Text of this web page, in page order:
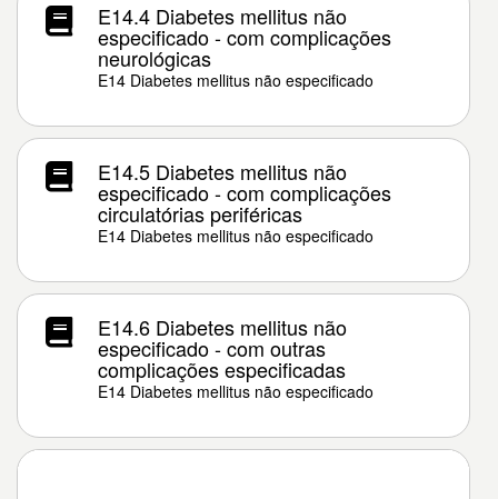
E14.4 Diabetes mellitus não
especificado - com complicações
neurológicas
E14 Diabetes mellitus não especificado
E14.5 Diabetes mellitus não
especificado - com complicações
circulatórias periféricas
E14 Diabetes mellitus não especificado
E14.6 Diabetes mellitus não
especificado - com outras
complicações especificadas
E14 Diabetes mellitus não especificado